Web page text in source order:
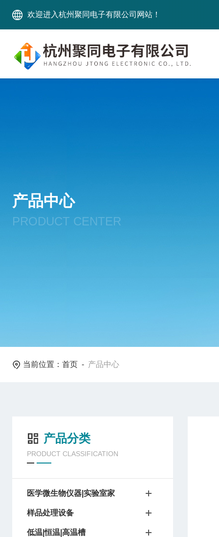
欢迎进入杭州聚同电子有限公司网站！
产品中心
PRODUCT CENTER
当前位置： 首页 - 产品中心
产品分类
PRODUCT CLASSIFICATION
医学微生物仪器|实验室家
样品处理设备
低温|恒温|高温槽